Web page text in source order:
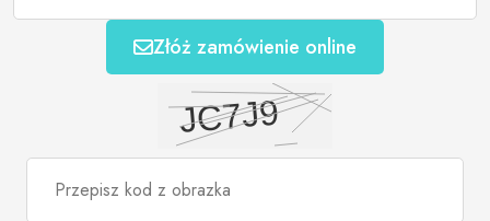
Złóż zamówienie online